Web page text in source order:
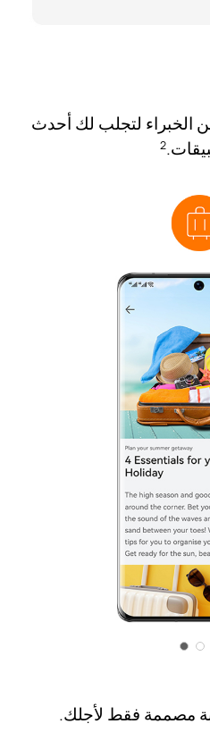
الخبراء لتجلب لك أحدث
2
مصممة فقط لأجلك.